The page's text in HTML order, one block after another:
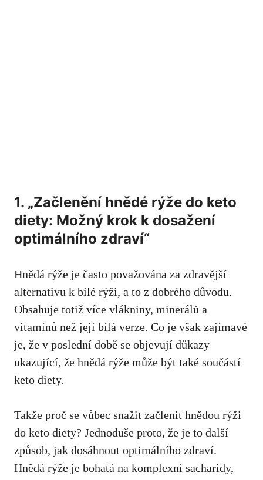
1.​ „Začlenění hnědé rýže ‌do ⁢keto
diety: Možný krok k ⁢dosažení
optimálního zdraví“
Hnědá rýže je často považována za zdravější
alternativu k bílé rýži, a to z dobrého důvodu.
‌Obsahuje‌ totiž více vlákniny, minerálů a‍
vitamínů než její‍ bílá verze. Co je⁣ však zajímavé
je,​ že v poslední době se objevují důkazy
ukazující, že hnědá ⁣rýže ‍může být také součástí
keto diety.
Takže proč se vůbec snažit začlenit‍ hnědou rýži
do keto diety? Jednoduše‍ proto, že​ je to další
způsob, jak dosáhnout optimálního ​zdraví.
Hnědá rýže je bohatá na komplexní sacharidy,